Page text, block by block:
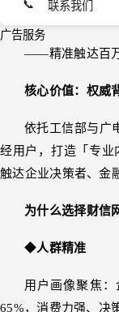
📞 联系我们
广告服务
——精准触达百
核心价值：权威
依托工信部与广
经用户，打造「专业
触达企业决策者、金
为什么选择财信
◆人群精准
用户画像聚焦
65%，消费力强、决